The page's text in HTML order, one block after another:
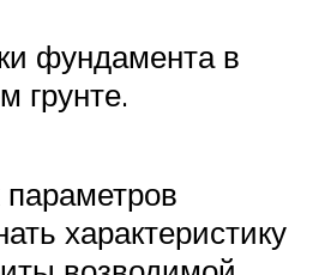
фундамента в
грунте.
характеристику